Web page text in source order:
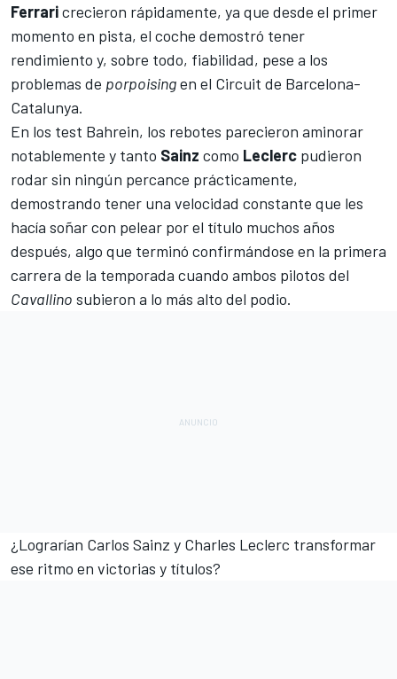
Ferraricrecieron rápidamente, ya que desde el primer
momento en pista, el coche demostró tener
rendimiento y, sobre todo, fiabilidad, pese a los
problemas de porpoisingen el Circuit de Barcelona-
Catalunya.
En los test Bahrein, los rebotes parecieron aminorar
notablemente y tanto Sainz como Leclerc pudieron
rodar sin ningún percance prácticamente,
demostrando tener una velocidad constante que les
hacía soñar con pelear por el título muchos años
después, algo que terminó confirmándose en la primera
carrera de la temporada cuando ambos pilotos del
Cavallino subieron a lo más alto del podio.
¿Lograrían Carlos Sainz y Charles Leclerc transformar
ese ritmo en victorias y títulos?